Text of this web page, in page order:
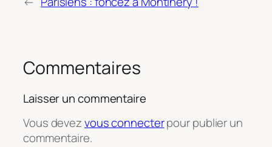
Commentaires
Laisser un commentaire
Vous devezvous connecterpour publier un
commentaire.